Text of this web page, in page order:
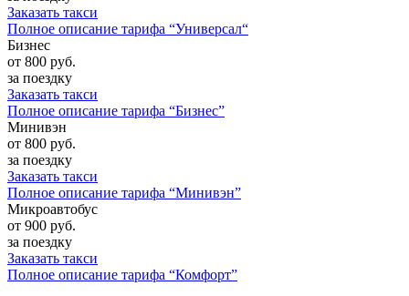
Заказать такси
Полное описание тарифа “Универсал“
Бизнес
от 800 руб.
за поездку
Заказать такси
Полное описание тарифа “Бизнес”
Минивэн
от 800 руб.
за поездку
Заказать такси
Полное описание тарифа “Минивэн”
Микроавтобус
от 900 руб.
за поездку
Заказать такси
Полное описание тарифа “Комфорт”